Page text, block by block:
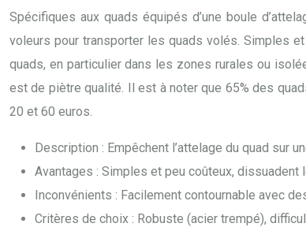
Spécifiques aux quads équipés d’une boule
voleurs pour transporter les quads volés. Simples
quads, en particulier dans les zones rurales ou
est de piètre qualité. Il est à noter que 65% des
20 et 60 euros.
Description : Empêchent l’attelage du quad sur
Avantages : Simples et peu coûteux, dissuadent
Inconvénients : Facilement contournable avec
Critères de choix : Robuste (acier trempé),